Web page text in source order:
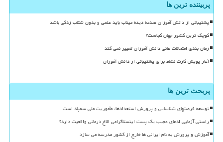
پربیننده ترین ها
پشتیبانی از دانش آموزان صدمه دیده میناب باید علمی و بدون شتاب زدگی باشد
کوچک ترین کشور جهان کجاست؟
زمان بندی امتحانات غائی دانش آموزان تغییر نمی کند
آغاز پویش کارت نشاط برای پشتیبانی از دانش آموزان
پربحث ترین ها
توسعه فرصتهای شناسایی و پرورش استعدادها، مأموریت ملی سمپاد است
راستی آزمایی ادعای عجیب یک پست اینستاگرامی الاغ درمانی واقعیت دارد؟
آموزش و پرورش به نام ایرانی ها خارج از کشور مدرسه می سازد